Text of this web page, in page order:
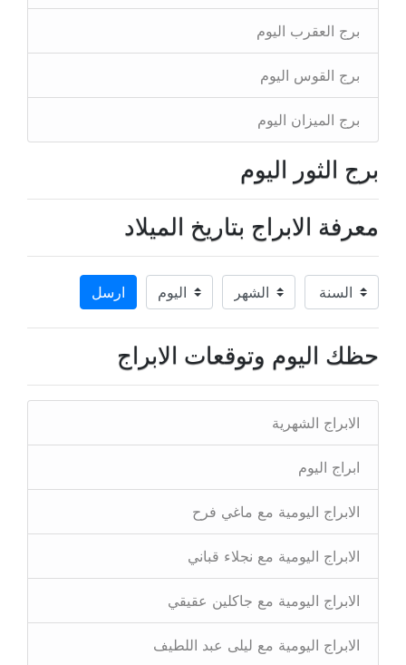
برج العقرب اليوم
برج القوس اليوم
برج الميزان اليوم
برج الثور اليوم
معرفة الابراج بتاريخ الميلاد
ارسل
حظك اليوم وتوقعات الابراج
الابراج الشهرية
ابراج اليوم
الابراج اليومية مع ماغي فرح
الابراج اليومية مع نجلاء قباني
الابراج اليومية مع جاكلين عقيقي
الابراج اليومية مع ليلى عبد اللطيف